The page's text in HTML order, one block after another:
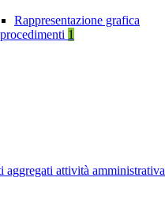
Rappresentazione grafica
1
aggregati attività amministrativa